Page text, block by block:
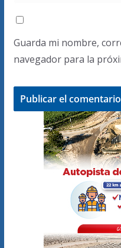
Guarda mi nombre,
navegador para la